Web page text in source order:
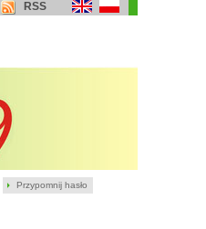
Przypomnij hasło
RSS